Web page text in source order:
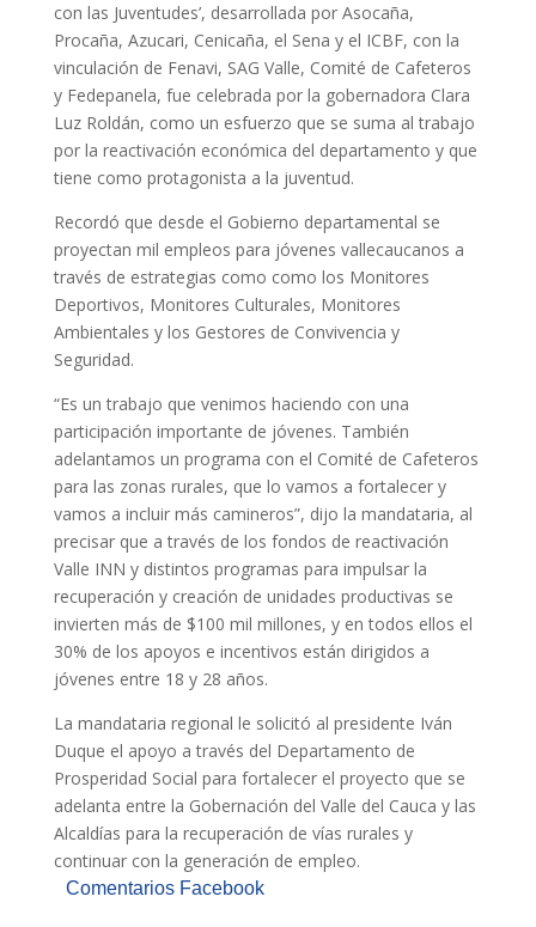
con las Juventudes’, desarrollada por Asocaña,
Procaña, Azucari, Cenicaña, el Sena y el ICBF, con la
vinculación de Fenavi, SAG Valle, Comité de Cafeteros
y Fedepanela, fue celebrada por la gobernadora Clara
Luz Roldán, como un esfuerzo que se suma al trabajo
por la reactivación económica del departamento y que
tiene como protagonista a la juventud.
Recordó que desde el Gobierno departamental se
proyectan mil empleos para jóvenes vallecaucanos a
través de estrategias como como los Monitores
Deportivos, Monitores Culturales, Monitores
Ambientales y los Gestores de Convivencia y
Seguridad.
“Es un trabajo que venimos haciendo con una
participación importante de jóvenes. También
adelantamos un programa con el Comité de Cafeteros
para las zonas rurales, que lo vamos a fortalecer y
vamos a incluir más camineros”, dijo la mandataria, al
precisar que a través de los fondos de reactivación
Valle INN y distintos programas para impulsar la
recuperación y creación de unidades productivas se
invierten más de $100 mil millones, y en todos ellos el
30% de los apoyos e incentivos están dirigidos a
jóvenes entre 18 y 28 años.
La mandataria regional le solicitó al presidente Iván
Duque el apoyo a través del Departamento de
Prosperidad Social para fortalecer el proyecto que se
adelanta entre la Gobernación del Valle del Cauca y las
Alcaldías para la recuperación de vías rurales y
continuar con la generación de empleo.
Comentarios Facebook